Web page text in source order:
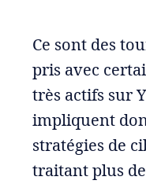
Ce sont des
pris avec
très actifs sur
impliquent
stratégies de
traitant plus